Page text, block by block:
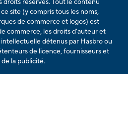
site (y compris tous les noms,
de commerce et logos) est
commerce, les droits d'auteur et
détenus par Hasbro ou
de licence, fournisseurs et
la publicité.